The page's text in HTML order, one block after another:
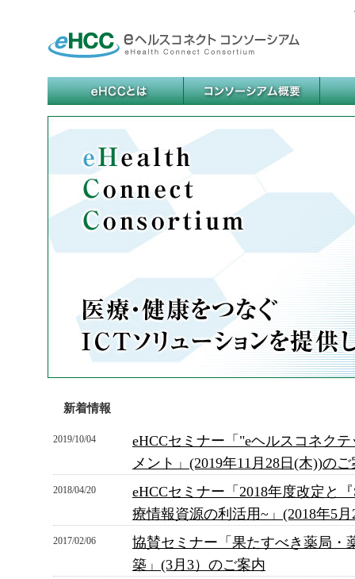
新着情報
2019/10/04
eHCCセミナー「"eヘルスコネク
メント」(2019年11月28日(木))の
2018/04/20
eHCCセミナー「2018年度改定と
療情報資源の利活用~」(2018年5
2017/02/06
協賛セミナー「果たすべき薬局・
築」(3月3）のご案内